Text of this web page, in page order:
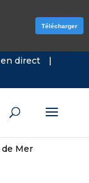
direct
|
de Mer
Télécharger